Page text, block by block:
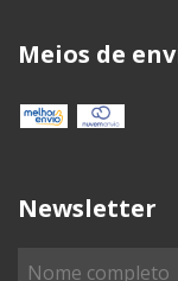
Meios de
Newsletter